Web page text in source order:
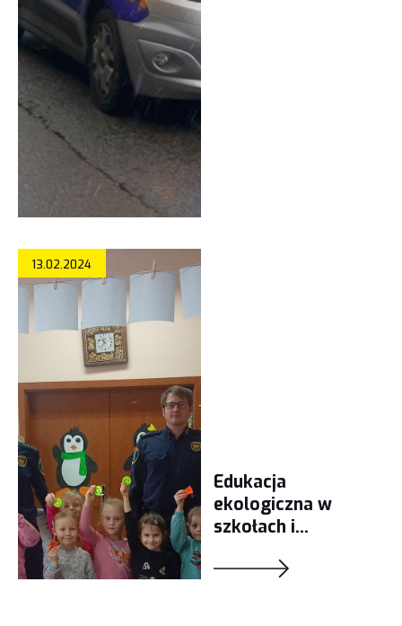
13.02.2024
Edukacja
ekologiczna w
szkołach i